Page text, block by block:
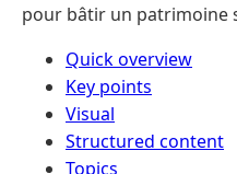
pour bâtir un patrimoine
Quick overview
Key points
Visual
Structured content
Topics